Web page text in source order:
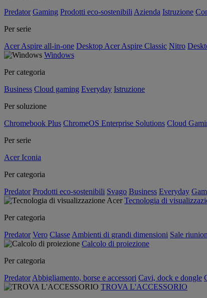
Predator Gaming Prodotti eco-sostenibili Azienda Istruzione
Per serie
Acer Aspire all-in-one Desktop Acer Aspire Classic Nitro
Windows
Per categoria
Business Cloud gaming Everyday Istruzione
Per soluzione
Chromebook Plus ChromeOS Enterprise Solutions Cloud
Per serie
Acer Iconia
Per categoria
Predator Prodotti eco-sostenibili Svago Business Everyday
Tecnologia di
Per categoria
Predator Vero Classe Ambienti di grandi dimensioni Sale
Calcolo di proiezione
Per categoria
Predator Abbigliamento, borse e accessori Cavi, dock e dongle
TROVA L'ACCESSORIO